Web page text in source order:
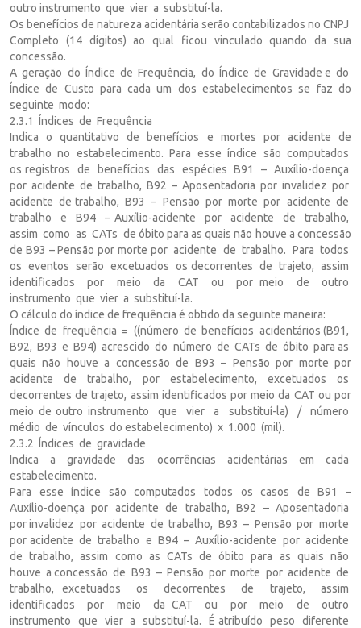
outro instrumento que vier a substituí-la.
Os benefícios de natureza acidentária serão contabilizados no CNPJ
Completo (14 dígitos) ao qual ficou vinculado quando da sua
concessão.
A geração do Índice de Frequência, do Índice de Gravidade e do
Índice de Custo para cada um dos estabelecimentos se faz do
seguinte modo:
2.3.1 Índices de Frequência
Indica o quantitativo de benefícios e mortes por acidente de
trabalho no estabelecimento. Para esse índice são computados
os registros de benefícios das espécies B91 – Auxílio-doença
por acidente de trabalho, B92 – Aposentadoria por invalidez por
acidente de trabalho, B93 – Pensão por morte por acidente de
trabalho e B94 – Auxílio-acidente por acidente de trabalho,
assim como as CATs de óbito para as quais não houve a concessão
de B93 – Pensão por morte por acidente de trabalho. Para todos
os eventos serão excetuados os decorrentes de trajeto, assim
identificados por meio da CAT ou por meio de outro
instrumento que vier a substituí-la.
O cálculo do índice de frequência é obtido da seguinte maneira:
Índice de frequência = ((número de benefícios acidentários (B91,
B92, B93 e B94) acrescido do número de CATs de óbito para as
quais não houve a concessão de B93 – Pensão por morte por
acidente de trabalho, por estabelecimento, excetuados os
decorrentes de trajeto, assim identificados por meio da CAT ou por
meio de outro instrumento que vier a substituí-la) / número
médio de vínculos do estabelecimento) x 1.000 (mil).
2.3.2 Índices de gravidade
Indica a gravidade das ocorrências acidentárias em cada
estabelecimento.
Para esse índice são computados todos os casos de B91 –
Auxílio-doença por acidente de trabalho, B92 – Aposentadoria
por invalidez por acidente de trabalho, B93 – Pensão por morte
por acidente de trabalho e B94 – Auxílio-acidente por acidente
de trabalho, assim como as CATs de óbito para as quais não
houve a concessão de B93 – Pensão por morte por acidente de
trabalho, excetuados os decorrentes de trajeto, assim
identificados por meio da CAT ou por meio de outro
instrumento que vier a substituí-la. É atribuído peso diferente